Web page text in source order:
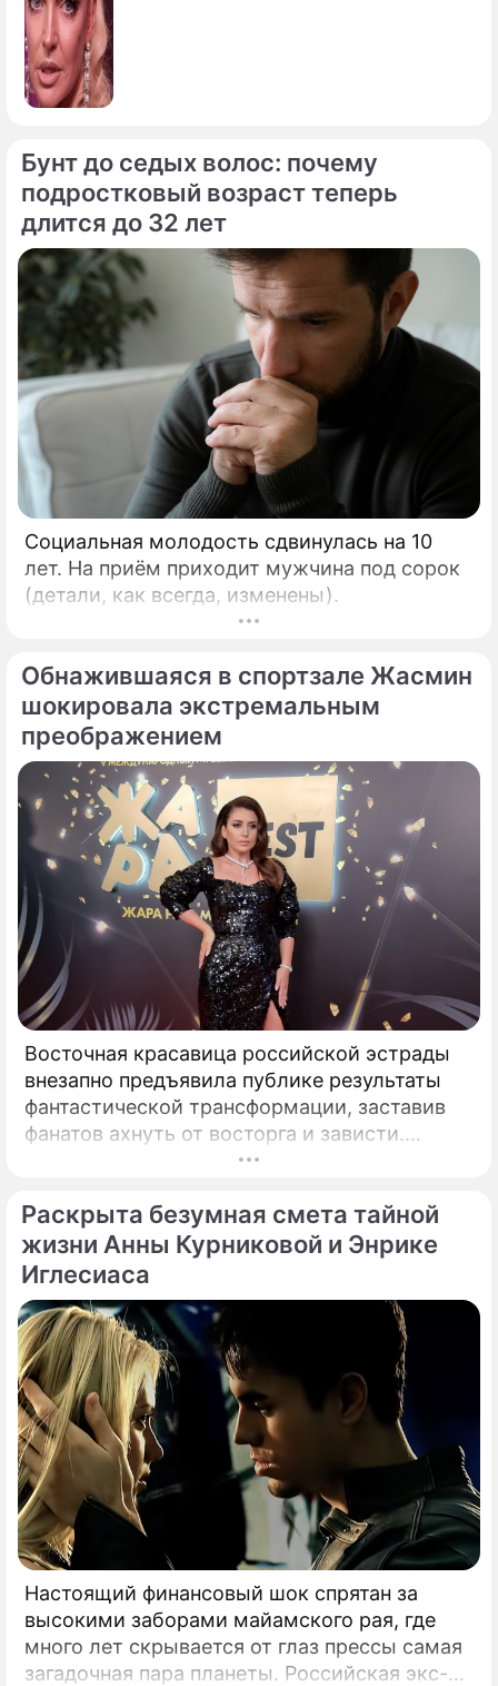
Бунт до седых волос: почему
подростковый возраст теперь
длится до 32 лет
Социальная молодость сдвинулась на 10
лет. На приём приходит мужчина под сорок
(детали, как всегда, изменены).
Обнажившаяся в спортзале Жасмин
шокировала экстремальным
преображением
Восточная красавица российской эстрады
внезапно предъявила публике результаты
фантастической трансформации, заставив
фанатов ахнуть от восторга и зависти.
Знаменитая певица Жасмин всегда
формами, однако ее свежие снимки
спровоцировали настоящую бурю в Сети.
Раскрыта безумная смета тайной
жизни Анны Курниковой и Энрике
Иглесиаса
Настоящий финансовый шок спрятан за
высокими заборами майамского рая, где
много лет скрывается от глаз прессы самая
загадочная пара планеты. Российская экс-